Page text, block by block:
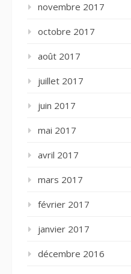
novembre 2017
octobre 2017
août 2017
juillet 2017
juin 2017
mai 2017
avril 2017
mars 2017
février 2017
janvier 2017
décembre 2016